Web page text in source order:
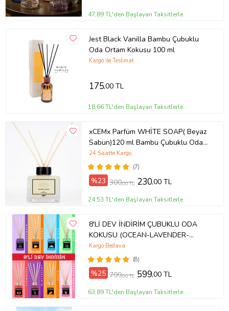
47,89 TL'den Başlayan Taksitlerle
Jest Black Vanilla Bambu Çubuklu
Oda Ortam Kokusu 100 ml
Kargo ile Teslimat
175,00 TL
18,66 TL'den Başlayan Taksitlerle
xCEMx Parfüm WHİTE SOAP( Beyaz
Sabun)120 ml Bambu Çubuklu Oda
Kokusu
(7)
24 Saatte Kargo
%23 300,00 TL 230,00 TL
24,53 TL'den Başlayan Taksitlerle
8'Lİ DEV İNDİRİM ÇUBUKLU ODA
KOKUSU (OCEAN-LAVENDER-
MANGO-TROPICAL-PEACH-
STRAWBERRY- BLACKBERRY-
FLOWER GARDEN
(8)
Kargo Bedava
%25 799,00 TL 599,00 TL
63,89 TL'den Başlayan Taksitlerle